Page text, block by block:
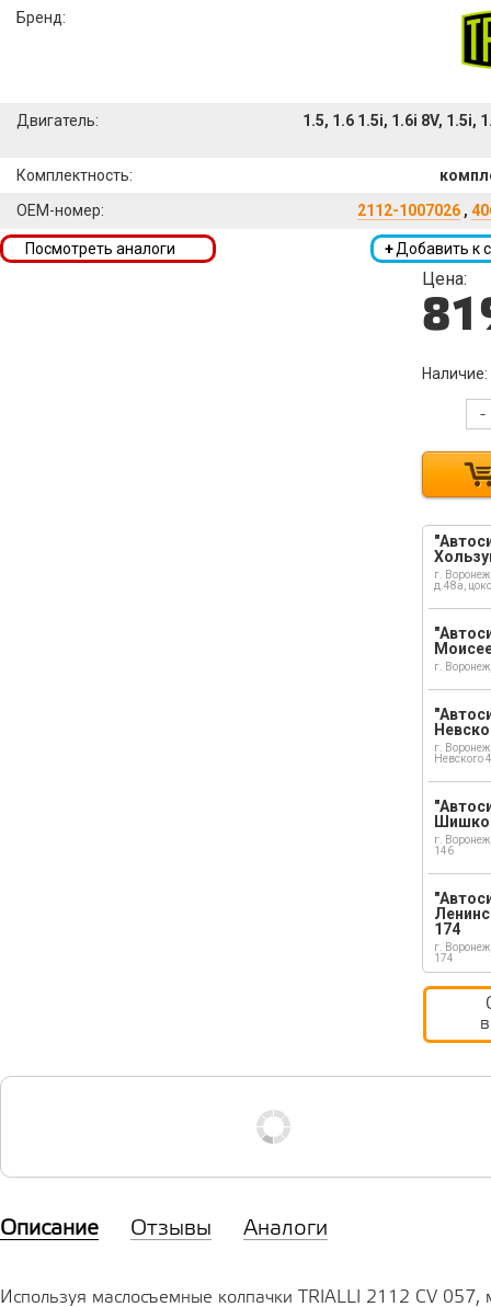
Бренд:
Двигатель: 1.5, 1.6 1.5i, 1.6i 8V, 1.5i,
Комплектность:
OEM-номер:
2112-1007026 ,
+Добавить к
Посмотреть аналоги
Цена:
Наличие:
-
г.
д.48а,
г.
г.
Невского
г.
146
174
г.
174
Описание Отзывы Аналоги
Используя маслосъемные колпачки TRIALLI 2112 CV 057,